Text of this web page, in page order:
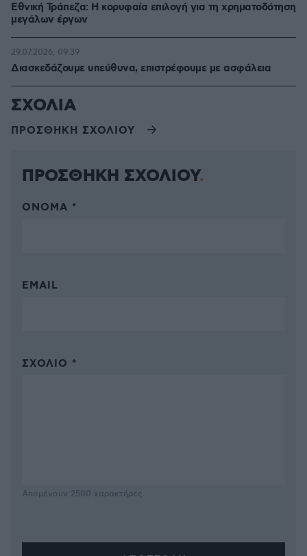
Εθνική Τράπεζα: Η κορυφαία επιλογή για τη χρηματοδότηση
μεγάλων έργων
Διασκεδάζουμε υπεύθυνα, επιστρέφουμε με ασφάλεια
29.07.2026, 09:39
ΣΧΟΛΙΑ
ΠΡΟΣΘΗΚΗ ΣΧΟΛΙΟΥ
ΠΡΟΣΘΗΚΗ ΣΧΟΛΙΟΥ
ΌΝΟΜΑ *
EMAIL
ΣΧΌΛΙΟ *
Απομένουν 2500 χαρακτήρες